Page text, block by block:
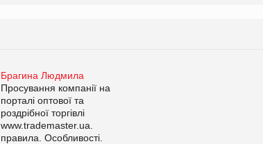
Брагина Людмила
Просування компанії на
порталі оптової та
роздрібної торгівлі
www.trademaster.ua.
правила. Особливості.